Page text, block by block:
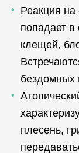
Реакция
попадает в
клещей,
бездомных
плесень,